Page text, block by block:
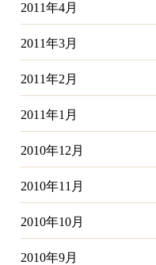
2011年4月
2011年3月
2011年2月
2011年1月
2010年12月
2010年11月
2010年10月
2010年9月